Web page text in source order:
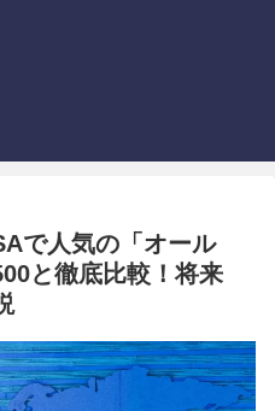
で人気の「オール
と徹底比較！将来